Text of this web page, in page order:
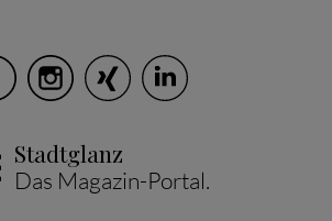
Stadtglanz
Das Magazin-Portal.